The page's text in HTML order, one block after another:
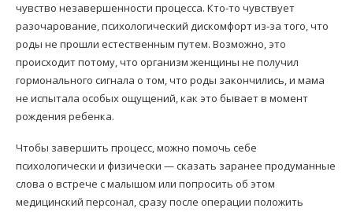
чувство незавершенности процесса. Кто-то чувствует
разочарование, психологический дискомфорт из-за того, что
роды не прошли естественным путем. Возможно, это
происходит потому, что организм женщины не получил
гормонального сигнала о том, что роды закончились, и мама
не испытала особых ощущений, как это бывает в момент
рождения ребенка.
Чтобы завершить процесс, можно помочь себе
психологически и физически — сказать заранее продуманные
слова о встрече с малышом или попросить об этом
медицинский персонал, сразу после операции положить